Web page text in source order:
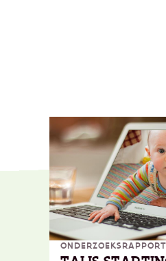
ONDERZOEKSRAPPORT